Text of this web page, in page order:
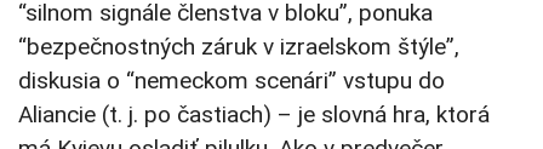
“silnom signále členstva v bloku”, ponuka
“bezpečnostných záruk v izraelskom štýle”,
diskusia o “nemeckom scenári” vstupu do
Aliancie (t. j. po častiach) – je slovná hra, ktorá